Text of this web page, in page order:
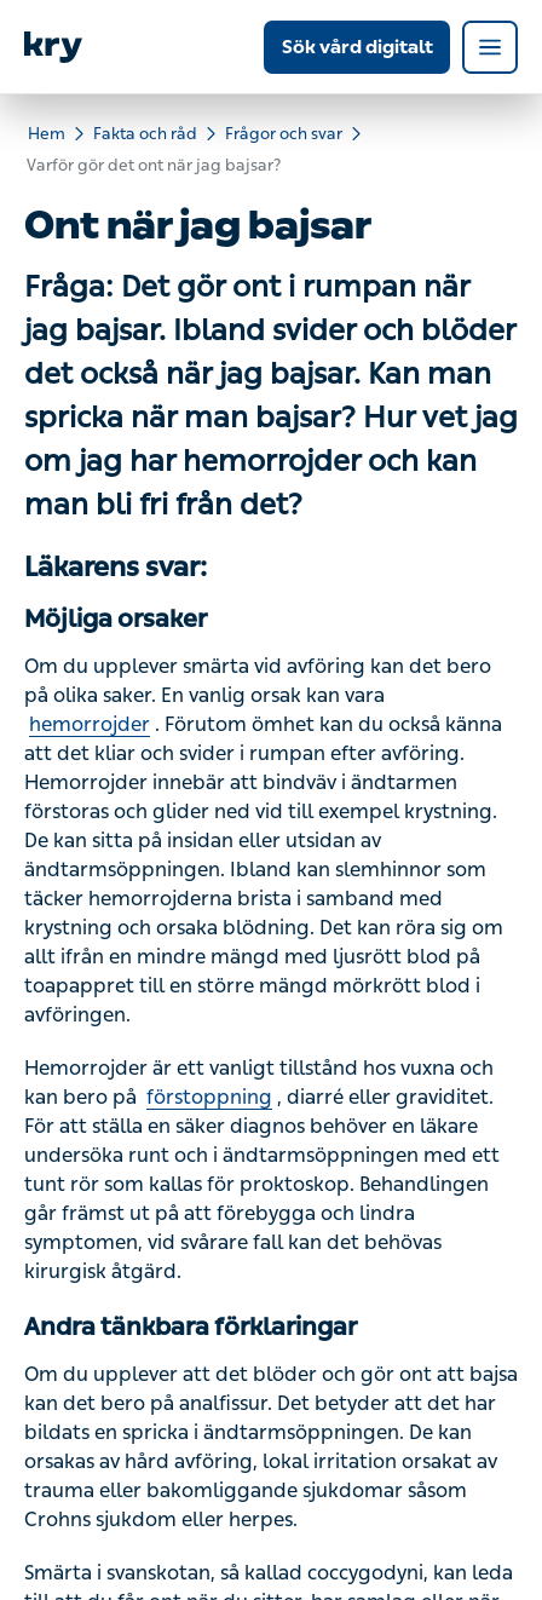
Sök vård digitalt
Hem Fakta och råd
Frågor och svar
Varför gör det ont när jag bajsar?
Ont när jag bajsar
Fråga: Det gör ont i rumpan när jag
bajsar. Ibland svider och blöder det
också när jag bajsar. Kan man
spricka när man bajsar? Hur vet jag
om jag har hemorrojder och kan
man bli fri från det?
Läkarens svar:
Möjliga orsaker
Om du upplever smärta vid avföring kan det bero på olika
saker. En vanlig orsak kan vara hemorrojder
ömhet kan du också känna att det kliar och svider i
rumpan efter avföring. Hemorrojder innebär att bindväv i
ändtarmen förstoras och glider ned vid till exempel
krystning. De kan sitta på insidan eller utsidan av
ändtarmsöppningen. Ibland kan slemhinnor som täcker
hemorrojderna brista i samband med krystning och
orsaka blödning. Det kan röra sig om allt ifrån en mindre
mängd med ljusrött blod på toapappret till en större
mängd mörkrött blod i avföringen.
Hemorrojder är ett vanligt tillstånd hos vuxna och kan
en säker diagnos behöver en läkare undersöka runt och i
ändtarmsöppningen med ett tunt rör som kallas för
proktoskop. Behandlingen går främst ut på att förebygga
och lindra symptomen, vid svårare fall kan det behövas
kirurgisk åtgärd.
Andra tänkbara förklaringar
det bero på analfissur. Det betyder att det har bildats en
avföring, lokal irritation orsakat av trauma eller
bakomliggande sjukdomar såsom Crohns sjukdom eller
herpes.
Smärta i svanskotan, så kallad coccygodyni, kan leda till
att du får ont när du sitter, har samlag eller när du bajsar.
skadat svanskotan efter exempelvis ett fall. Behandlingen